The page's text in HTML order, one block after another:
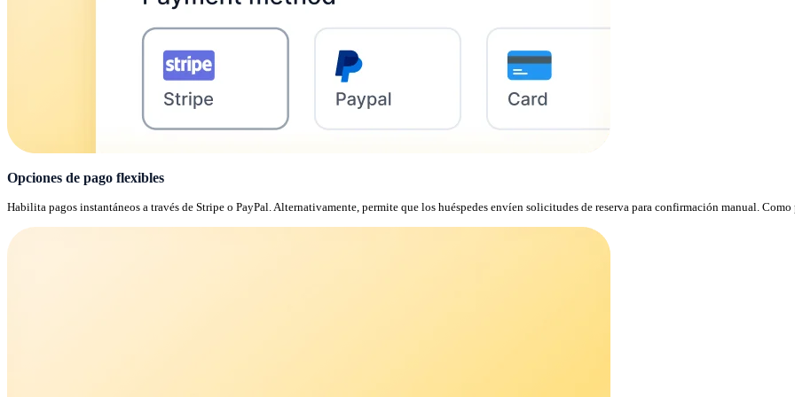
Opciones de pago flexibles
Habilita pagos instantáneos a través de Stripe o PayPal. Alternativamente, permite que los huéspedes envíen solicitudes de reserva para confirmación manual. Como